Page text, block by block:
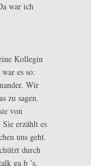
war ich
Kollegin
es so:
Wir
zu sagen.
von
erzählt es
uns geht.
durch
ga b ’s,